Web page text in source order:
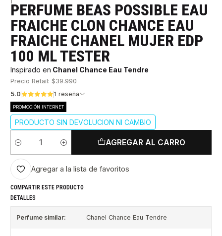
PERFUME BEAS POSSIBLE EAU
FRAICHE CLON CHANCE EAU
FRAICHE CHANEL MUJER EDP
100 ML TESTER
Inspirado en Chanel Chance Eau Tendre
Precio Retail: $39.990
5.0
1 reseña
PROMOCIÓN INTERNET
PRODUCTO SIN DEVOLUCION NI CAMBIO
Cantidad
AGREGAR AL CARRO
Agregar a la lista de favoritos
COMPARTIR ESTE PRODUCTO
DETALLES
Perfume similar: Chanel Chance Eau Tendre